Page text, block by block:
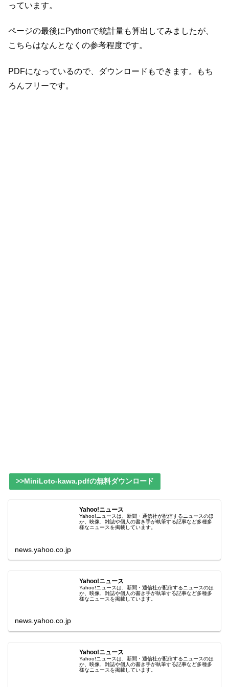
っています。
ページの最後にPythonで統計量も算出してみましたが、
こちらはなんとなくの参考程度です。
PDFになっているので、ダウンロードもできます。もち
ろんフリーです。
>>MiniLoto-kawa.pdfの無料ダウンロード
Yahoo!ニュース
Yahoo!ニュースは、新聞・通信社が配信するニュースのほ
か、映像、雑誌や個人の書き手が執筆する記事など多種多
様なニュースを掲載しています。
news.yahoo.co.jp
Yahoo!ニュース
Yahoo!ニュースは、新聞・通信社が配信するニュースのほ
か、映像、雑誌や個人の書き手が執筆する記事など多種多
様なニュースを掲載しています。
news.yahoo.co.jp
Yahoo!ニュース
Yahoo!ニュースは、新聞・通信社が配信するニュースのほ
か、映像、雑誌や個人の書き手が執筆する記事など多種多
様なニュースを掲載しています。